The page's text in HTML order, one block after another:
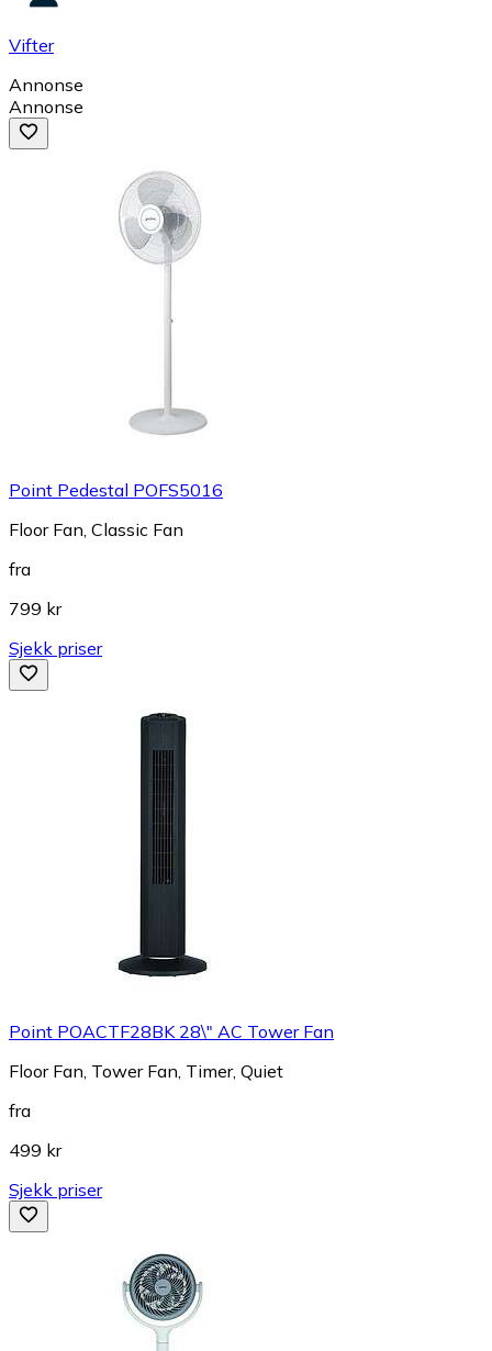
Vifter
Annonse
Annonse
Point Pedestal POFS5016
Floor Fan, Classic Fan
fra
799 kr
Sjekk priser
Point POACTF28BK 28\" AC Tower Fan
Floor Fan, Tower Fan, Timer, Quiet
fra
499 kr
Sjekk priser